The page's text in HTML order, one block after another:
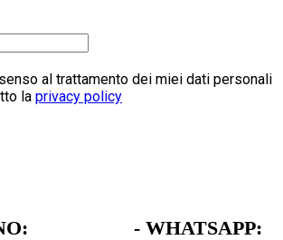
al trattamento dei miei dati personali
la privacy policy
- WHATSAPP: